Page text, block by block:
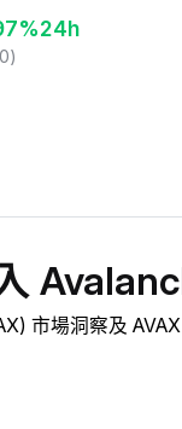
24h
)
市場洞察及